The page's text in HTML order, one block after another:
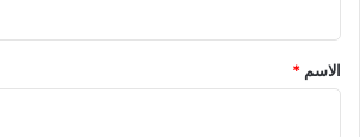
*
الاسم *